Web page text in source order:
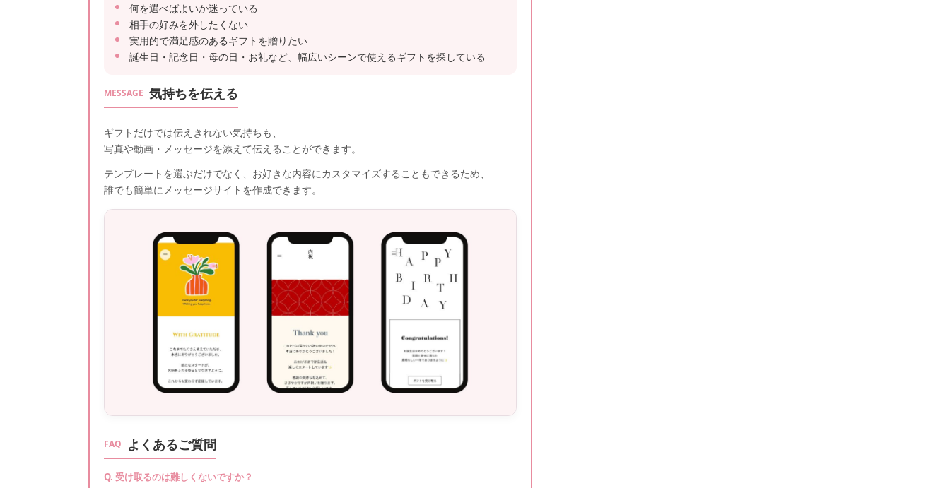
何を選べばよいか迷っている
相手の好みを外したくない
実用的で満足感のあるギフトを贈りたい
誕生日・記念日・母の日・お礼など、幅広いシーンで使えるギフトを探している
MESSAGE 気持ちを伝える
ギフトだけでは伝えきれない気持ちも、
写真や動画・メッセージを添えて伝えることができます。
テンプレートを選ぶだけでなく、お好きな内容にカスタマイズすることもできるため、
誰でも簡単にメッセージサイトを作成できます。
FAQ よくあるご質問
Q. 受け取るのは難しくないですか？